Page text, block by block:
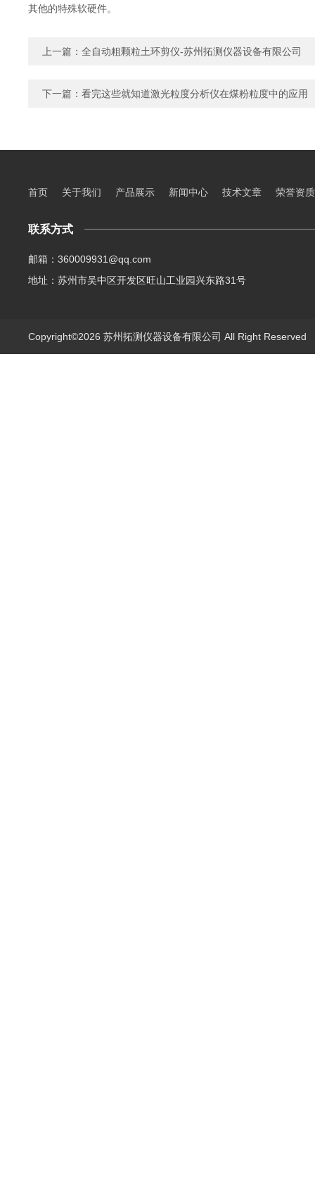
其他的特殊软硬件。
上一篇： 全自动粗颗粒土环剪仪-苏州拓测仪器设备有限公司
下一篇： 看完这些就知道激光粒度分析仪在煤粉粒度中的应用
首页 关于我们 产品展示 新闻中心 技术文章 荣誉资质
联系方式
邮箱：360009931@qq.com
地址：苏州市吴中区开发区旺山工业园兴东路31号
Copyright©2026 苏州拓测仪器设备有限公司 All Right